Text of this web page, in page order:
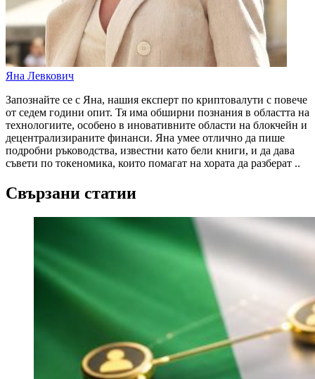
Яна Левкович
Запознайте се с Яна, нашия експерт по криптовалути с повече
от седем години опит. Тя има обширни познания в областта на
технологиите, особено в иновативните области на блокчейн и
децентрализираните финанси. Яна умее отлично да пише
подробни ръководства, известни като бели книги, и да дава
съвети по токеномика, които помагат на хората да разберат ..
Свързани статии